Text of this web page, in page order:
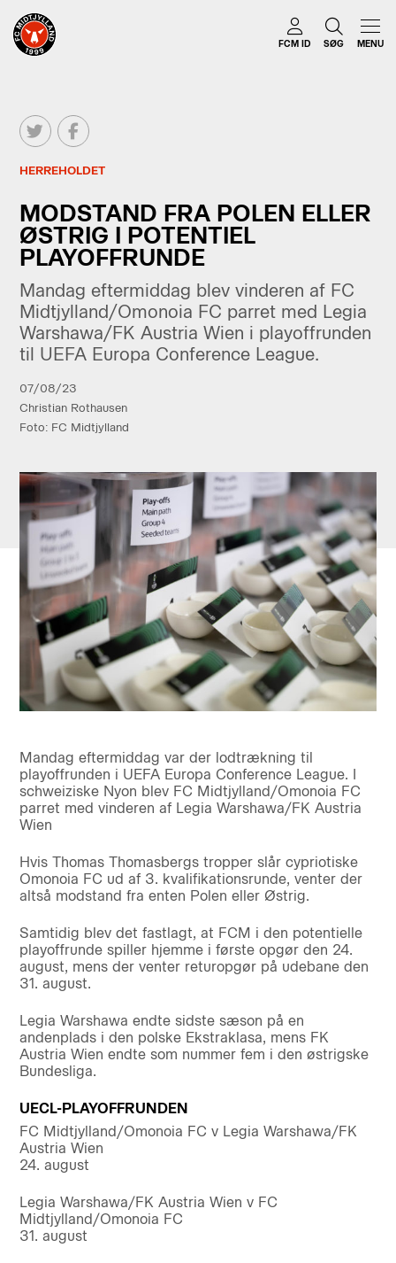
FCM ID SØG MENU
HERREHOLDET
MODSTAND FRA POLEN ELLER
ØSTRIG I POTENTIEL
PLAYOFFRUNDE
Mandag eftermiddag blev vinderen af FC
Midtjylland/Omonoia FC parret med Legia
Warshawa/FK Austria Wien i playoffrunden
til UEFA Europa Conference League.
07/08/23
Christian Rothausen
Foto: FC Midtjylland
Mandag eftermiddag var der lodtrækning til
playoffrunden i UEFA Europa Conference League. I
schweiziske Nyon blev FC Midtjylland/Omonoia FC
parret med vinderen af Legia Warshawa/FK Austria
Wien
Hvis Thomas Thomasbergs tropper slår cypriotiske
Omonoia FC ud af 3. kvalifikationsrunde, venter der
altså modstand fra enten Polen eller Østrig.
Samtidig blev det fastlagt, at FCM i den potentielle
playoffrunde spiller hjemme i første opgør den 24.
august, mens der venter returopgør på udebane den
31. august.
Legia Warshawa endte sidste sæson på en
andenplads i den polske Ekstraklasa, mens FK
Austria Wien endte som nummer fem i den østrigske
Bundesliga.
UECL-PLAYOFFRUNDEN
FC Midtjylland/Omonoia FC v Legia Warshawa/FK
Austria Wien
24. august
Legia Warshawa/FK Austria Wien v FC
Midtjylland/Omonoia FC
31. august